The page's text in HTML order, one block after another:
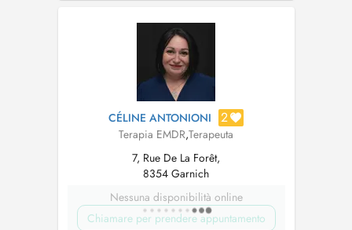
out, en quête de sens, de mieux-être ou de
transformation. Je suis: * Hypnothérapeute
CÉLINE ANTONIONI 2
Terapia EMDR,Terapeuta
7, Rue De La Forêt,
8354 Garnich
Nessuna disponibilità online
Chiamare per prendere appuntamento